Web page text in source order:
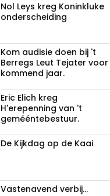
Nol Leys kreg Koninkluke
onderscheiding
Kom audisie doen bij 't
Berregs Leut Tejater voor
kommend jaar.
Eric Elich kreg
H'erepenning van 't
gemééntebestuur.
De Kijkdag op de Kaai
Vastenavend verbij...